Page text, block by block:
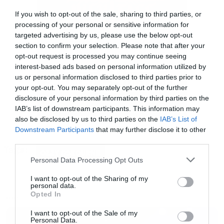
If you wish to opt-out of the sale, sharing to third parties, or
processing of your personal or sensitive information for
targeted advertising by us, please use the below opt-out
section to confirm your selection. Please note that after your
opt-out request is processed you may continue seeing
interest-based ads based on personal information utilized by
us or personal information disclosed to third parties prior to
your opt-out. You may separately opt-out of the further
disclosure of your personal information by third parties on the
IAB’s list of downstream participants. This information may
also be disclosed by us to third parties on the IAB’s List of
Downstream Participants that may further disclose it to other
Please note that this website/app uses one or more Google
not limited to your visit or usage behaviour. You may click to
grant or deny consent to Google and its third-party tags to
use your data for below specified purposes in below Google
consent section.
Personal Data Processing Opt Outs
I want to opt-out of the Sharing of my
personal data.
Opted In
I want to opt-out of the Sale of my
Personal Data.